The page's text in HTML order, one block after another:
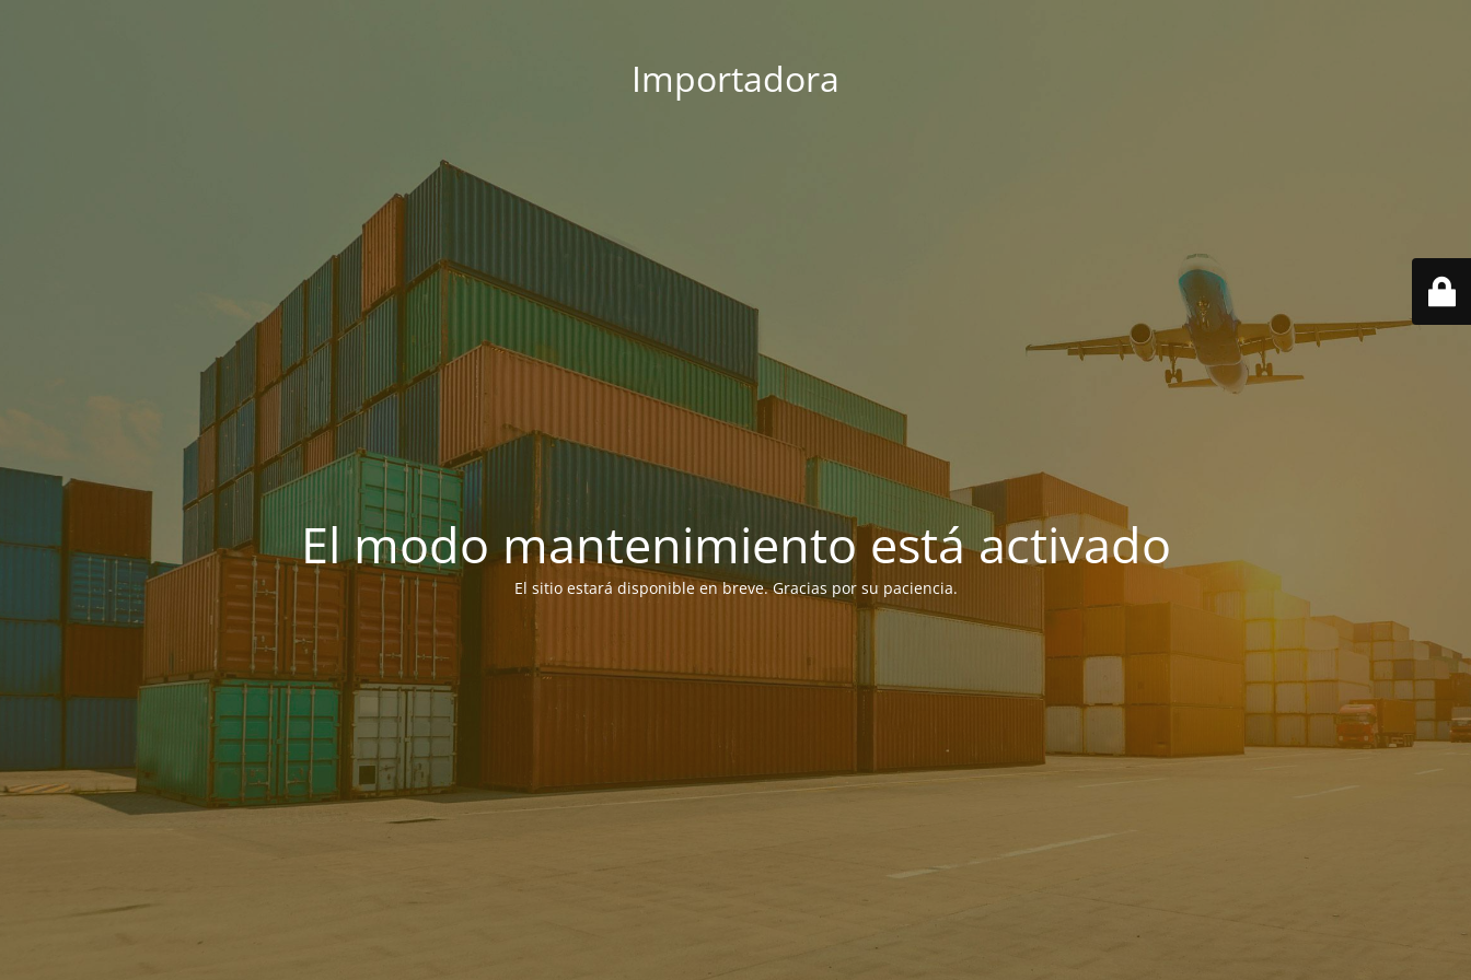
Importadora
El modo mantenimiento está activado
El sitio estará disponible en breve. Gracias por su paciencia.